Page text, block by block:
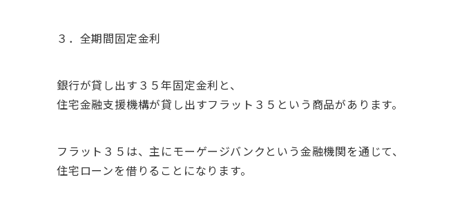
３．全期間固定金利
銀行が貸し出す３５年固定金利と、
住宅金融支援機構が貸し出すフラット３５という商品があります。
フラット３５は、主にモーゲージバンクという金融機関を通じて、
住宅ローンを借りることになります。